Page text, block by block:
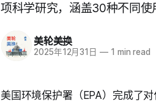
项科学研究，涵盖30种不同使
美轮美换
2025年12月31日 —1 min read
美国环境保护署（EPA）完成了